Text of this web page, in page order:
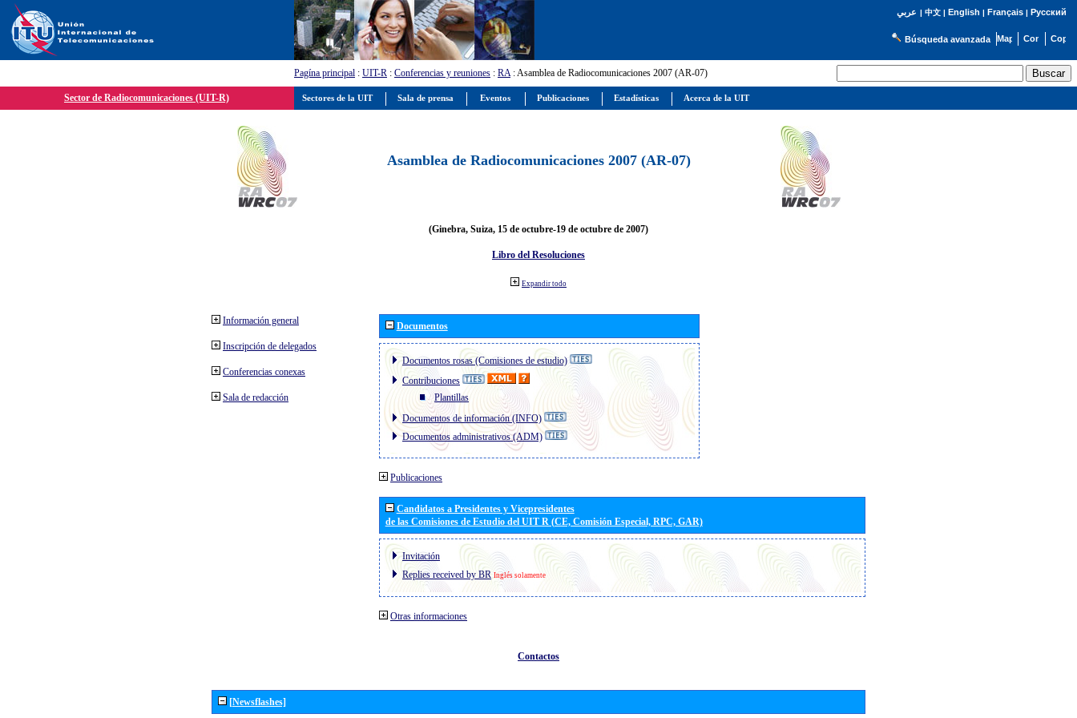
عربي | 中文| English | Français| Русский
Búsqueda avanzada
Pagína principal : UIT-R : Conferencias y reuniones : RA: Asamblea de Radiocomunicaciones 2007 (AR-07)
Sector de Radiocomunicaciones (UIT-R)
Asamblea de Radiocomunicaciones 2007 (AR-07)
(Ginebra, Suiza, 15 de octubre-19 de octubre de 2007)
Libro del Resoluciones
Expandir todo
Información general
Inscripción de delegados
Conferencias conexas
Sala de redacción
Documentos
Documentos rosas (Comisiones de estudio)
Contribuciones
Plantillas
Documentos de información (INFO)
Documentos administrativos (ADM)
Publicaciones
Candidatos a Presidentes y Vicepresidentes
de las Comisiones de Estudio del UIT R (CE, Comisión Especial, RPC, GAR)
Invitación
Replies received by BR Inglés solamente
Otras informaciones
Contactos
[Newsflashes]
Sectores de la UIT Sala de prensa Eventos Publicaciones Estadísticas Acerca de la UIT